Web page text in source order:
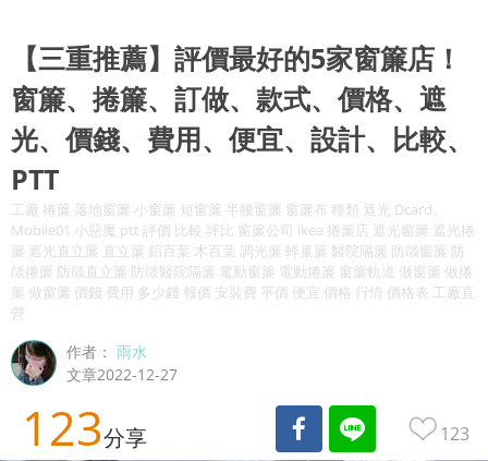
【三重推薦】評價最好的5家窗簾店！
窗簾、捲簾、訂做、款式、價格、遮
光、價錢、費用、便宜、設計、比較、
PTT
工廠 捲簾 落地窗簾 小窗簾 短窗簾 半腰窗簾 窗簾布 種類 遮光 Dcard、
Mobile01 小惡魔 ptt 評價 比較 評比 窗簾公司 ikea 捲簾店 遮光窗簾 遮光捲
簾 遮光直立簾 直立簾 鋁百葉 木百葉 調光簾 蜂巢簾 醫院隔簾 防燄窗簾 防
燄捲簾 防燄直立簾 防燄醫院隔簾 電動窗簾 電動捲簾 窗簾軌道 做窗簾 做捲
簾 做窗簾 價錢 費用 多少錢 報價 安裝費 平價 便宜 價格 行情 價格表 工廠直
營
作者：雨水
文章2022-12-27
123分享 123